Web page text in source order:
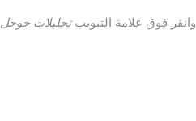
وانقر فوق علامة التبويبتحليلات جوجل